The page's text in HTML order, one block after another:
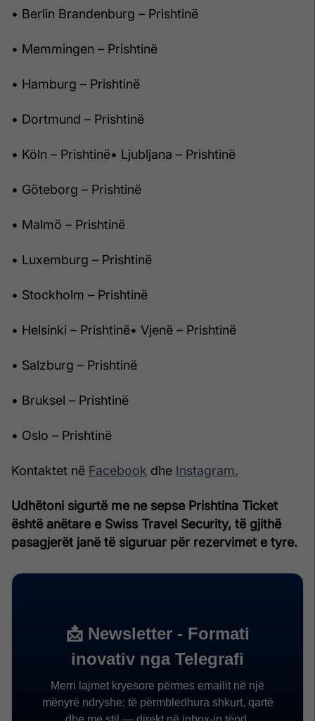
• Berlin Brandenburg – Prishtinë
• Memmingen – Prishtinë
• Hamburg – Prishtinë
• Dortmund – Prishtinë
• Köln – Prishtinë• Ljubljana – Prishtinë
• Göteborg – Prishtinë
• Malmö – Prishtinë
• Luxemburg – Prishtinë
• Stockholm – Prishtinë
• Helsinki – Prishtinë• Vjenë – Prishtinë
• Salzburg – Prishtinë
• Bruksel – Prishtinë
• Oslo – Prishtinë
Kontaktet në Facebook dhe Instagram.
Udhëtoni sigurtë me ne sepse Prishtina Ticket
është anëtare e Swiss Travel Security, të gjithë
pasagjerët janë të siguruar për rezervimet e tyre.